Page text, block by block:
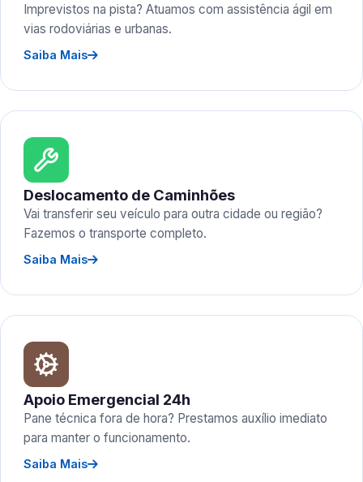
Imprevistos na pista? Atuamos com assistência ágil em
vias rodoviárias e urbanas.
Saiba Mais
Deslocamento de Caminhões
Vai transferir seu veículo para outra cidade ou região?
Fazemos o transporte completo.
Saiba Mais
Apoio Emergencial 24h
Pane técnica fora de hora? Prestamos auxílio imediato
para manter o funcionamento.
Saiba Mais